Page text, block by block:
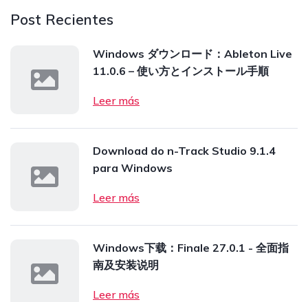
Post Recientes
Windows ダウンロード：Ableton Live
11.0.6 – 使い方とインストール手順
Leer más
Download do n-Track Studio 9.1.4
para Windows
Leer más
Windows下载：Finale 27.0.1 - 全面指
南及安装说明
Leer más